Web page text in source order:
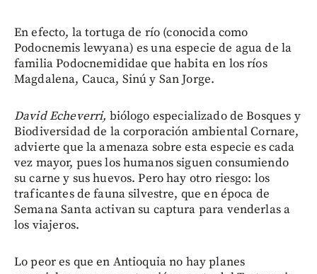
En efecto, la tortuga de río (conocida como
Podocnemis lewyana) es una especie de agua de la
familia Podocnemididae que habita en los ríos
Magdalena, Cauca, Sinú y San Jorge.
David Echeverri, biólogo especializado de Bosques y
Biodiversidad de la corporación ambiental Cornare,
advierte que la amenaza sobre esta especie es cada
vez mayor, pues los humanos siguen consumiendo
su carne y sus huevos. Pero hay otro riesgo: los
traficantes de fauna silvestre, que en época de
Semana Santa activan su captura para venderlas a
los viajeros.
Lo peor es que en Antioquia no hay planes